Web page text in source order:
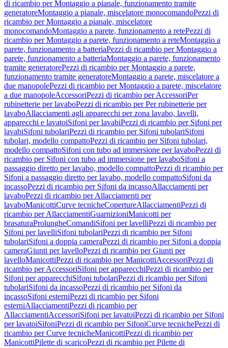
di ricambio per Montaggio a pianale, funzionamento tramite
generatoreMontaggio a pianale, miscelatore monocomandoPezzi di
ricambio per Montaggio a pianale, miscelatore
monocomandoMontaggio a parete, funzionamento a retePezzi di
ricambio per Montaggio a parete, funzionamento a reteMontaggio a
parete, funzionamento a batteriaPezzi di ricambio per Montaggio a
parete, funzionamento a batteriaMontaggio a parete, funzionamento
tramite generatorePezzi di ricambio per Montaggio a parete,
funzionamento tramite generatoreMontaggio a parete, miscelatore a
due manopolePezzi di ricambio per Montaggio a parete, miscelatore
a due manopoleAccessoriPezzi di ricambio per AccessoriPer
rubinetterie per lavaboPezzi di ricambio per Per rubinetterie per
lavaboAllacciamenti agli apparecchi per zona lavabo, lavelli,
apparecchi e lavatoiSifoni per lavabiPezzi di ricambio per Sifoni per
lavabiSifoni tubolariPezzi di ricambio per Sifoni tubolariSifoni
tubolari, modello compattoPezzi di ricambio per Sifoni tubolari,
modello compattoSifoni con tubo ad immersione per lavaboPezzi di
ricambio per Sifoni con tubo ad immersione per lavaboSifoni a
passaggio diretto per lavabo, modello compattoPezzi di ricambio per
Sifoni a passaggio diretto per lavabo, modello compattoSifoni da
incassoPezzi di ricambio per Sifoni da incassoAllacciamenti per
lavaboPezzi di ricambio per Allacciamenti per
lavaboManicottiCurve tecnicheCopertureAllacciamentiPezzi di
ricambio per AllacciamentiGuarnizioniManicotti per
brasaturaProlungheComandiSifoni per lavelliPezzi di ricambio per
Sifoni per lavelliSifoni tubolariPezzi di ricambio per Sifoni
tubolariSifoni a doppia cameraPezzi di ricambio per Sifoni a doppia
cameraGiunti per lavelloPezzi di ricambio per Giunti per
lavelloManicottiPezzi di ricambio per ManicottiAccessoriPezzi di
ricambio per AccessoriSifoni per apparecchiPezzi di ricambio per
Sifoni per apparecchiSifoni tubolariPezzi di ricambio per Sifoni
tubolariSifoni da incassoPezzi di ricambio per Sifoni da
incassoSifoni esterniPezzi di ricambio per Sifoni
esterniAllacciamentiPezzi di ricambio per
AllacciamentiAccessoriSifoni per lavatoiPezzi di ricambio per Sifoni
per lavatoiSifoniPezzi di ricambio per SifoniCurve tecnichePezzi di
ricambio per Curve tecnicheManicottiPezzi di ricambio per
ManicottiPilette di scaricoPezzi di ricambio per Pilette di